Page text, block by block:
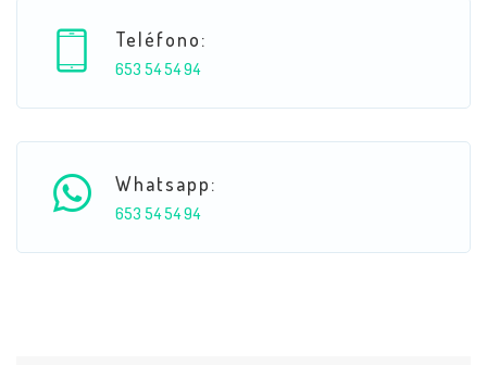
Teléfono:
653 54 54 94
Whatsapp:
653 54 54 94